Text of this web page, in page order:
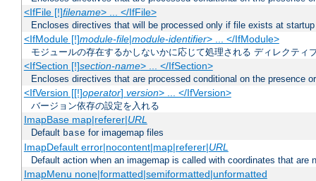
<IfFile [!]filename> ... </IfFile>
Encloses directives that will be processed only if file exists at startup
<IfModule [!]module-file|module-identifier> ... </IfModule>
モジュールの存在するかしないかに応じて処理される ディレクティ
<IfSection [!]section-name> ... </IfSection>
Encloses directives that are processed conditional on the presence
<IfVersion [[!]operator] version> ... </IfVersion>
バージョン依存の設定を入れる
ImapBase map|referer|URL
Default base for imagemap files
ImapDefault error|nocontent|map|referer|URL
Default action when an imagemap is called with coordinates that are
ImapMenu none|formatted|semiformatted|unformatted